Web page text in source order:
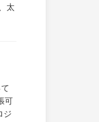
太
可
ジ